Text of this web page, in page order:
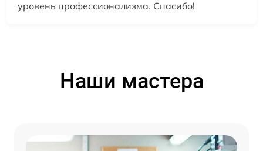
уровень профессионализма. Спасибо!
Наши мастера